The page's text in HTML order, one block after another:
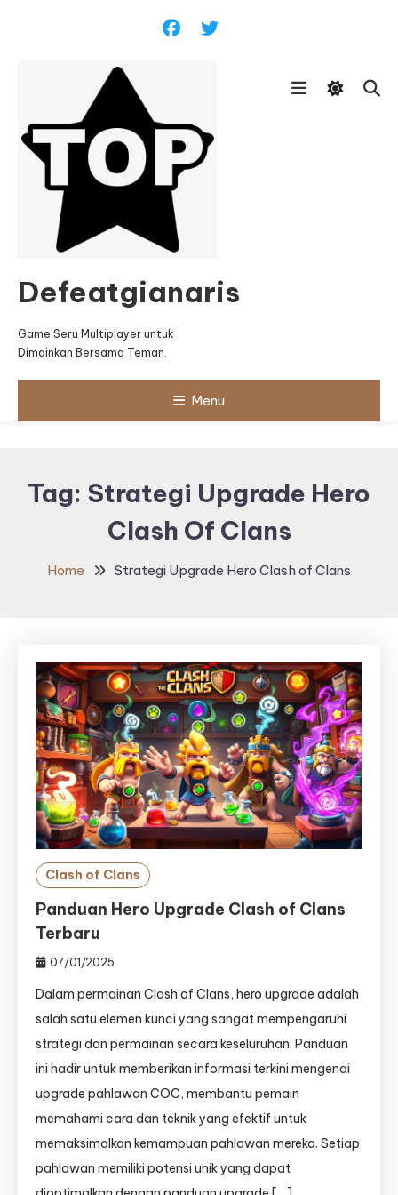
Defeatgianaris
Game Seru Multiplayer untuk
Dimainkan Bersama Teman.
Menu
Tag: Strategi Upgrade Hero
Clash Of Clans
Home Strategi Upgrade Hero Clash of Clans
Clash of Clans
Panduan Hero Upgrade Clash of Clans
Terbaru
07/01/2025
Dalam permainan Clash of Clans, hero upgrade adalah
salah satu elemen kunci yang sangat mempengaruhi
strategi dan permainan secara keseluruhan. Panduan
ini hadir untuk memberikan informasi terkini mengenai
upgrade pahlawan COC, membantu pemain
memahami cara dan teknik yang efektif untuk
memaksimalkan kemampuan pahlawan mereka. Setiap
pahlawan memiliki potensi unik yang dapat